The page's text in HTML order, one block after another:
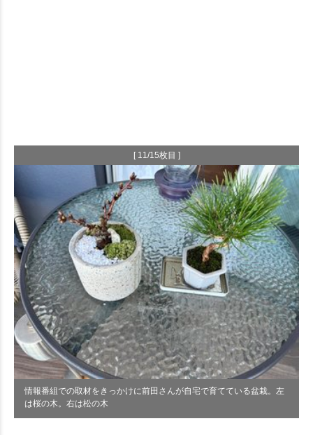
[ 11/15枚目 ]
情報番組での取材をきっかけに前田さんが自宅で育てている盆栽。左
は桜の木。右は松の木